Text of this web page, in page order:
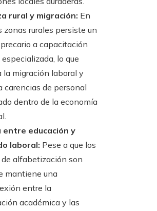
rural y migración: En
zonas rurales persiste un
a capacitación
lo que
la migración laboral y
carencias de personal
dentro de la economía
entre educación y
laboral: Pese a que los
alfabetización son
mantiene una
entre la
académica y las